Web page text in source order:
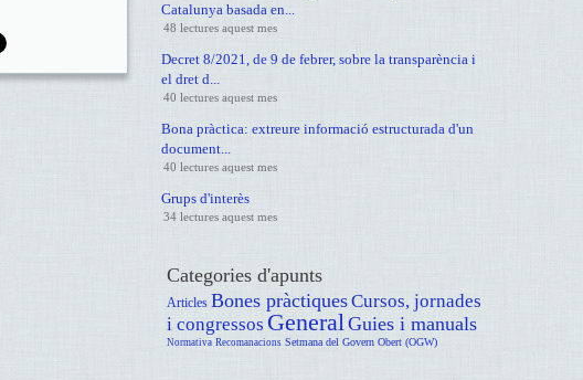
Catalunya basada en...
48 lectures aquest mes
Decret 8/2021, de 9 de febrer, sobre la transparència i
el dret d...
40 lectures aquest mes
Bona pràctica: extreure informació estructurada d'un
document...
40 lectures aquest mes
Grups d'interès
34 lectures aquest mes
Categories d'apunts
Articles Bones pràctiquesCursos, jornades
i congressos GeneralGuies i manuals
Normativa Recomanacions Setmana del Govern Obert (OGW)